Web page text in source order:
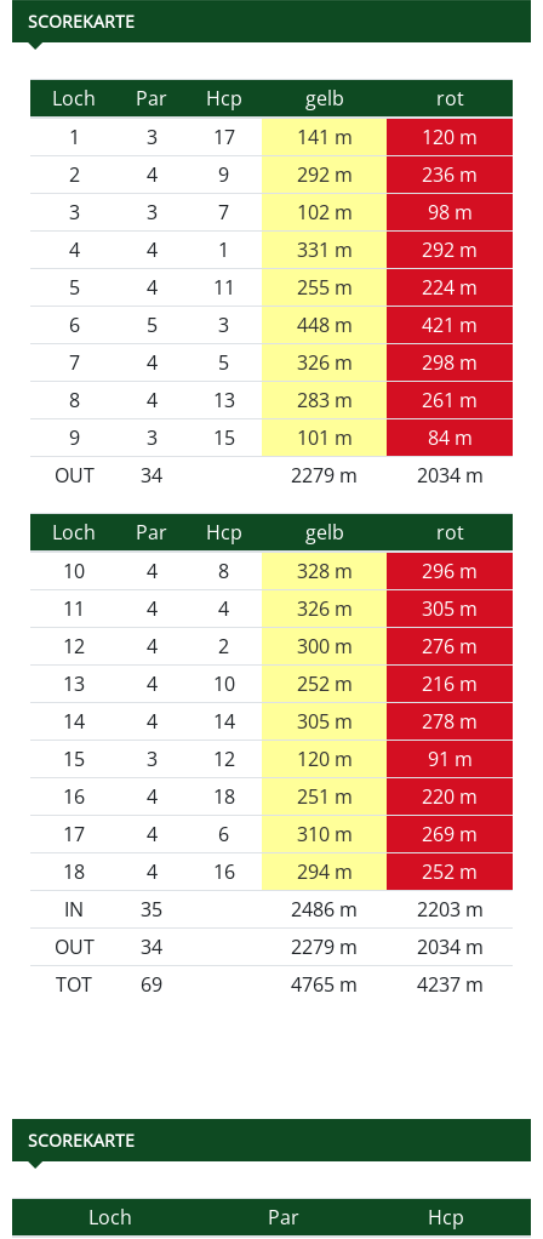
SCOREKARTE
Loch Par Hcp gelb
rot
1
3 17 141 m
120 m
2
4 9 292 m
236 m
3
3 7 102 m
98 m
4
4 1 331 m
292 m
5
4 11 255 m
224 m
6
5 3 448 m
421 m
7
4 5 326 m
298 m
8
4 13 283 m
261 m
9
3 15 101 m
84 m
OUT
34 2279 m 2034 m
Loch Par Hcp gelb
rot
10
4 8 328 m
296 m
11
4 4 326 m
305 m
12
4 2 300 m
276 m
13
4 10 252 m
216 m
14
4 14 305 m
278 m
15
3 12 120 m
91 m
16
4 18 251 m
220 m
17
4 6 310 m
269 m
18
4 16 294 m
252 m
IN
35 2486 m
2203 m
OUT
34 2279 m
2034 m
TOT
69 4765 m 4237 m
SCOREKARTE
Loch Par Hcp